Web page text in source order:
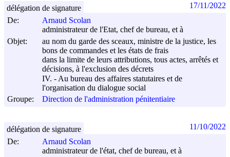
De:
Arnaud Scolan
administrateur de l'Etat, chef de bureau, et à
Objet:
au nom du garde des sceaux, ministre de la justice, les
bons de commandes et les états de frais
dans la limite de leurs attributions, tous actes, arrêtés et
décisions, à l'exclusion des décrets
IV. - Au bureau des affaires statutaires et de
l'organisation du dialogue social
Groupe:
Direction de l'administration pénitentiaire
délégation de signature 17/11/2022
De:
Arnaud Scolan
administrateur de l'état, chef de bureau, et à
délégation de signature 11/10/2022